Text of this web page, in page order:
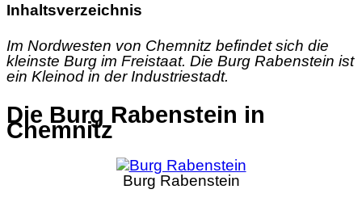
Inhaltsverzeichnis
Im Nordwesten von Chemnitz befindet sich die
kleinste Burg im Freistaat. Die Burg Rabenstein ist
ein Kleinod in der Industriestadt.
Die Burg Rabenstein in
Chemnitz
Burg Rabenstein